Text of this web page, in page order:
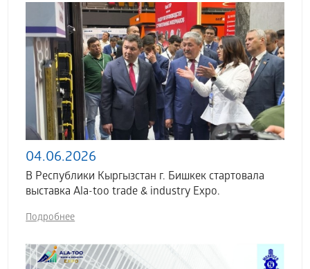
04.06.2026
В Республики Кыргызстан г. Бишкек стартовала
выставка Аla-too trade & industry Expo.
Подробнее